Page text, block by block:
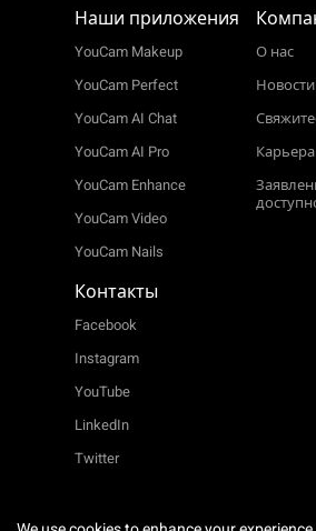
Наши приложения
YouCam Makeup
YouCam Perfect
YouCam AI Chat
YouCam AI Pro
YouCam Enhance
YouCam Video
YouCam Nails
О нас
Новости
Карьера
Контакты
Facebook
Instagram
YouTube
LinkedIn
Twitter